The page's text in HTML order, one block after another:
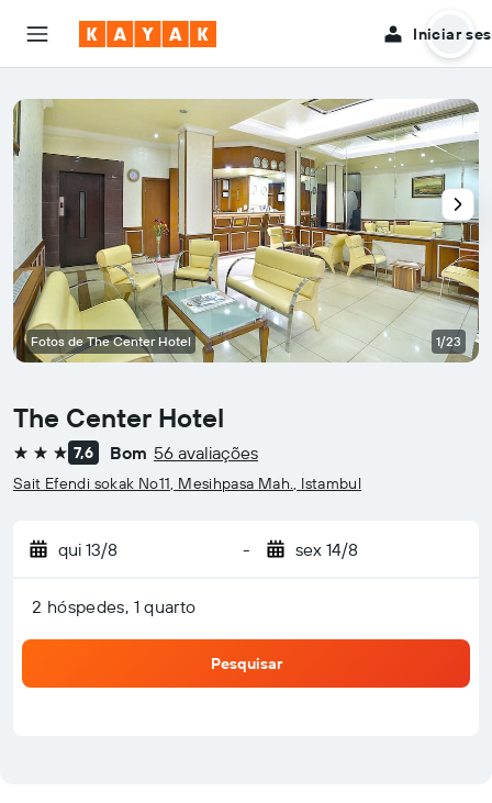
Iniciar
The Center Hotel
3 estrelas7,6 Bom 56 avaliações
Sait Efendi sokak No11, Mesihpasa Mah., Istambul
qui 13/8 - sex 14/8
2 hóspedes, 1 quarto
Pesquisar
Fotos de The Center Hotel 1/23